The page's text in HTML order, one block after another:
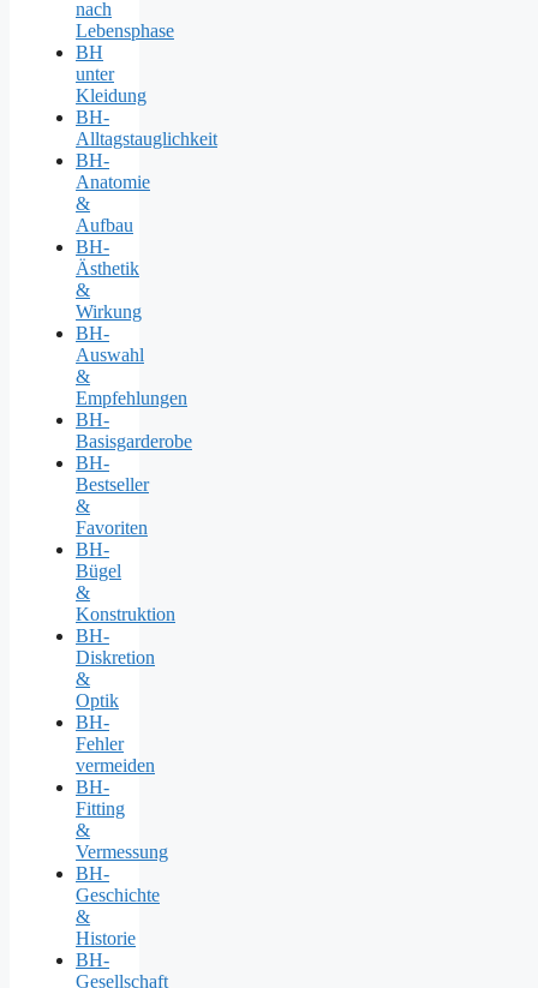
nach
Lebensphase
BH
unter
Kleidung
BH-
Alltagstauglichkeit
BH-
Anatomie
&
Aufbau
BH-
Ästhetik
&
Wirkung
BH-
Auswahl
&
Empfehlungen
BH-
Basisgarderobe
BH-
Bestseller
&
Favoriten
BH-
Bügel
&
Konstruktion
BH-
Diskretion
&
Optik
BH-
Fehler
vermeiden
BH-
Fitting
&
Vermessung
BH-
Geschichte
&
Historie
BH-
Gesellschaft